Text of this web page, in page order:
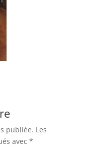
publiée. Les
avec *